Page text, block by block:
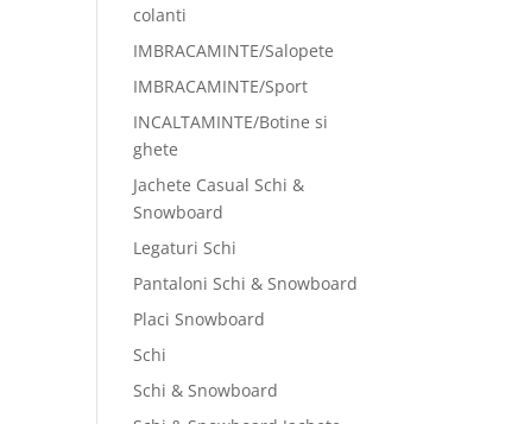
colanti
IMBRACAMINTE/Salopete
IMBRACAMINTE/Sport
INCALTAMINTE/Botine si
ghete
Jachete Casual Schi &
Snowboard
Legaturi Schi
Pantaloni Schi & Snowboard
Placi Snowboard
Schi
Schi & Snowboard